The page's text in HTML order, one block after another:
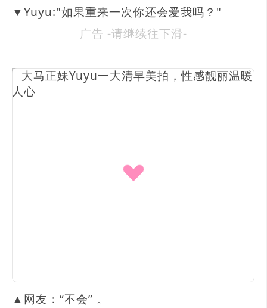
▼Yuyu:"如果重来一次你还会爱我吗？"
广告 -请继续往下滑-
▲网友：“不会” 。